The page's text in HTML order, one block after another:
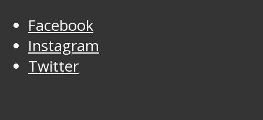
Facebook
Instagram
Twitter